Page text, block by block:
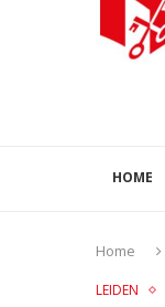
HOME
Home
LEIDEN